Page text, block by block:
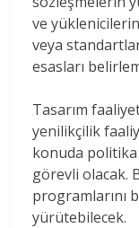
ve
veya
esasları
Tasarım
yenilikçilik
konuda
görevli olacak.
programlarını
yürütebilecek.